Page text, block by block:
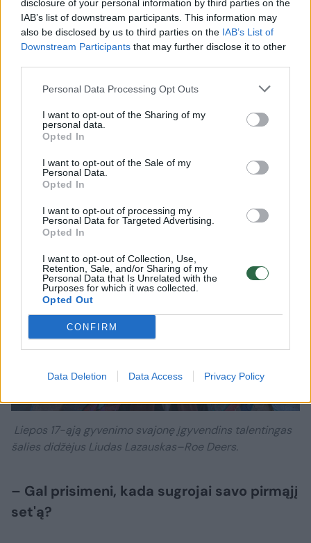
disclosure of your personal information by third parties on the
IAB’s list of downstream participants. This information may
also be disclosed by us to third parties on the IAB’s List of
Downstream Participants that may further disclose it to other
Personal Data Processing Opt Outs
I want to opt-out of the Sharing of my
personal data.
Opted In
I want to opt-out of the Sale of my
Personal Data.
Opted In
I want to opt-out of processing my
Personal Data for Targeted Advertising.
Opted In
I want to opt-out of Collection, Use,
Retention, Sale, and/or Sharing of my
Personal Data that Is Unrelated with the
Purposes for which it was collected.
Opted Out
CONFIRM
Data Deletion Data Access Privacy Policy
galėčiau „kepti“ kompaktus grojimui. Su tėčiu
užtruko ilgiau. Jis ir pats jaunystėje buvo DJ,
todėl saugojo mane nuo naktinio gyvenimo,
meluoti, kodėl keliauju į miestą, nors iš tikrųjų
važiuoju iš Druskininkų į Vilnių groti. Teko ir
porą grojimų atšaukti – teisinausi, jog sirgau,
nors iš tikrųjų tą vakarą manęs neišleido
tėvai. (juokiasi)
Daugiau nuotraukų (4)
Liepos 17-ąją gyvenimo svajonę įgyvendins talentingas
šalies didžėjus Liudas Lazauskas–Roe Deers.
– Gal prisimeni, kada sugrojai savo pirmąjį
set'ą?